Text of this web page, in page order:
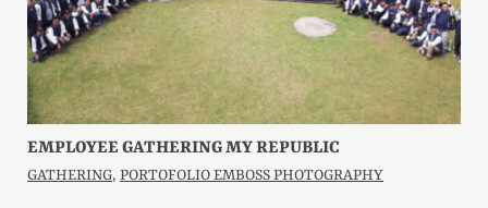
EMPLOYEE GATHERING MY REPUBLIC
GATHERING, PORTOFOLIO EMBOSS PHOTOGRAPHY